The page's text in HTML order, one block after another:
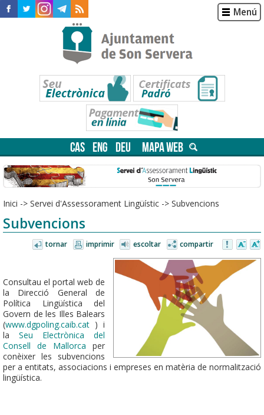
Menú
CAS ENG DEU MAPA WEB
Inici -> Servei d'Assessorament Lingüístic -> Subvencions
Subvencions
tornar imprimir escoltar compartir
Consultau el portal web de
la Direcció General de
Política Lingüística del
Govern de les Illes Balears
(www.dgpoling.caib.cat ) i
la Seu Electrònica del
Consell de Mallorca per
conèixer les subvencions
per a entitats, associacions i empreses en matèria de normalització
lingüística.